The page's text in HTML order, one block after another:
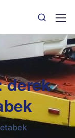
derek